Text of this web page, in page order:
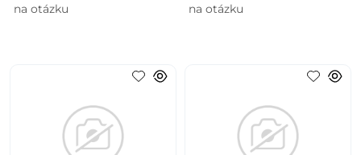
na otázku na otázku